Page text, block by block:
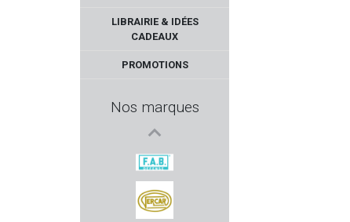
LIBRAIRIE & IDÉES
CADEAUX
PROMOTIONS
Nos marques
DIAMONDBACK
FAB DEFENSE